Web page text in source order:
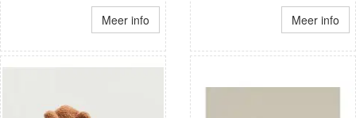
Meer info Meer info